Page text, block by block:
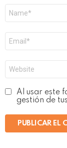
electrónico
*
Al usar este
gestión de